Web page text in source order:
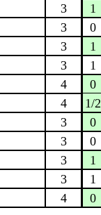
3 1
3 0
3 1
3 1
4 0
4 1/2
3 0
3 0
3 1
3 1
4 0